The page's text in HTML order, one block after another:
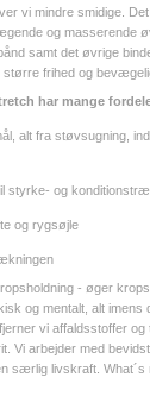
vi mindre smidige.
og masserende
samt det øvrige
frihed og
har mange
alt fra støvsugning,
styrke- og
og rygsøjle
- øger
og mentalt, alt imens
vi affaldsstoffer
Vi arbejder med
særlig livskraft. What´s